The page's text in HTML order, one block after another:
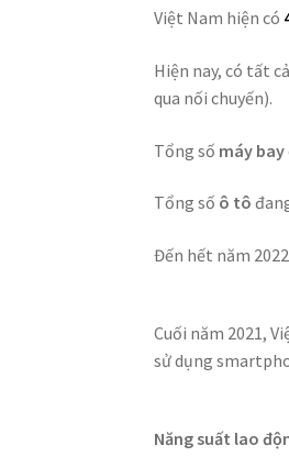
Việt Nam hiện có
Hiện nay, có tất cả
qua nối chuyến).
Tổng số máy bay
Tổng số ô tô
Đến hết năm
Cuối năm 2021,
sử dụng
Năng suất lao